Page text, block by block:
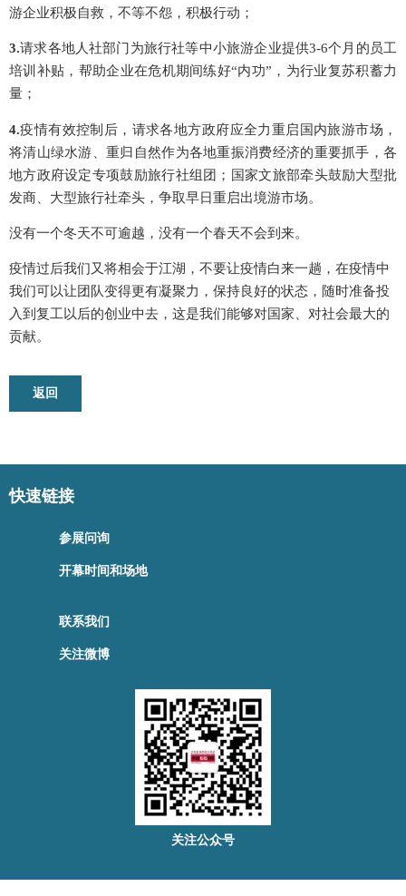
游企业积极自救，不等不怨，积极行动；
3.请求各地人社部门为旅行社等中小旅游企业提供3-6个月的员工
培训补贴，帮助企业在危机期间练好“内功”，为行业复苏积蓄力
量；
4.疫情有效控制后，请求各地方政府应全力重启国内旅游市场，
将清山绿水游、重归自然作为各地重振消费经济的重要抓手，各
地方政府设定专项鼓励旅行社组团；国家文旅部牵头鼓励大型批
发商、大型旅行社牵头，争取早日重启出境游市场。
没有一个冬天不可逾越，没有一个春天不会到来。
疫情过后我们又将相会于江湖，不要让疫情白来一趟，在疫情中
我们可以让团队变得更有凝聚力，保持良好的状态，随时准备投
入到复工以后的创业中去，这是我们能够对国家、对社会最大的
贡献。
返回
快速链接
参展问询
开幕时间和场地
联系我们
关注微博
关注公众号